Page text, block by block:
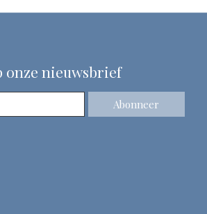
onze nieuwsbrief
Abonneer